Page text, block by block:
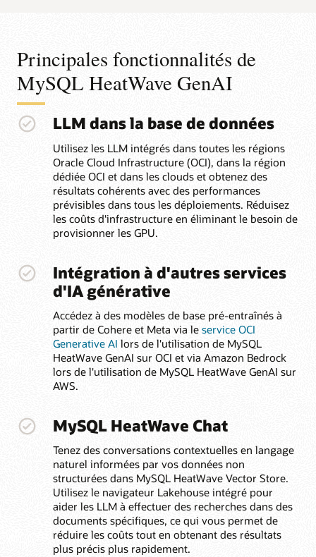
Principales fonctionnalités de
MySQL HeatWave GenAI
LLM dans la base de données
Utilisez les LLM intégrés dans toutes les régions
Oracle Cloud Infrastructure (OCI), dans la région
dédiée OCI et dans les clouds et obtenez des
résultats cohérents avec des performances
prévisibles dans tous les déploiements. Réduisez
les coûts d'infrastructure en éliminant le besoin de
provisionner les GPU.
Intégration à d'autres services
d'IA générative
Accédez à des modèles de base pré-entraînés à
partir de Cohere et Meta via le service OCI
Generative AI lors de l'utilisation de MySQL
HeatWave GenAI sur OCI et via Amazon Bedrock
lors de l'utilisation de MySQL HeatWave GenAI sur
AWS.
MySQL HeatWave Chat
Tenez des conversations contextuelles en langage
naturel informées par vos données non
structurées dans MySQL HeatWave Vector Store.
Utilisez le navigateur Lakehouse intégré pour
aider les LLM à effectuer des recherches dans des
documents spécifiques, ce qui vous permet de
réduire les coûts tout en obtenant des résultats
plus précis plus rapidement.